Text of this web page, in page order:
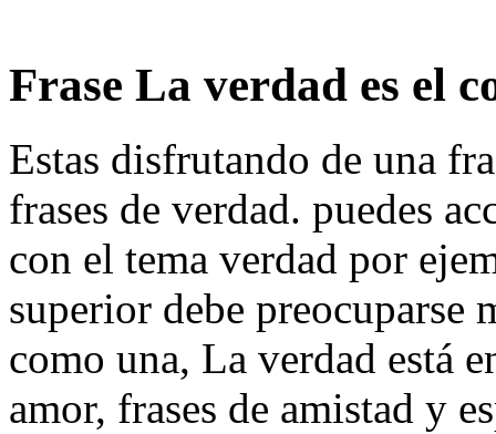
Frase La verdad es el
Estas disfrutando de una
frases de verdad. puedes
con el tema verdad por
superior debe preocuparse
como una, La verdad está
amor, frases de amistad y